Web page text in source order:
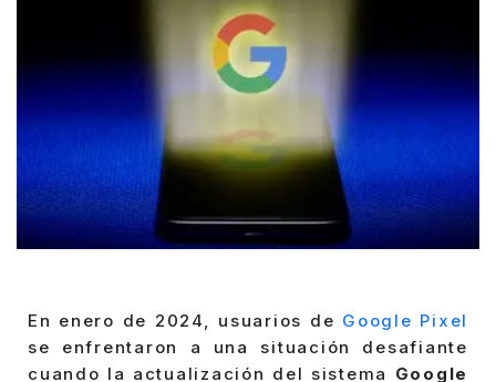
En enero de 2024, usuarios de Google Pixel
se enfrentaron a una situación desafiante
cuando la actualización del sistema Google